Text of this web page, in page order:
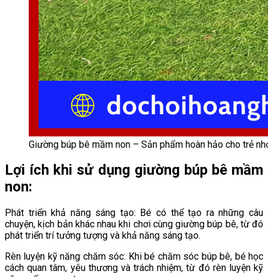
Giường búp bê mầm non – Sản phẩm hoàn hảo cho trẻ
Lợi ích khi sử dụng giường búp bê mầm
non:
Phát triển khả năng sáng tạo: Bé có thể tạo ra những câu
chuyện, kịch bản khác nhau khi chơi cùng giường búp bê, từ đó
phát triển trí tưởng tượng và khả năng sáng tạo.
Rèn luyện kỹ năng chăm sóc: Khi bé chăm sóc búp bê, bé học
cách quan tâm, yêu thương và trách nhiệm, từ đó rèn luyện kỹ